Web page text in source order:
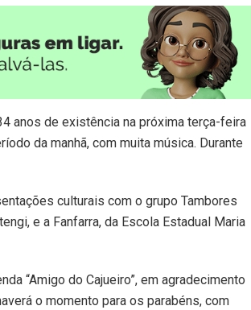
anos de existência na próxima terça-feira
da manhã, com muita música. Durante
culturais com o grupo Tambores
e a Fanfarra, da Escola Estadual Maria
“Amigo do Cajueiro”, em agradecimento
o momento para os parabéns, com